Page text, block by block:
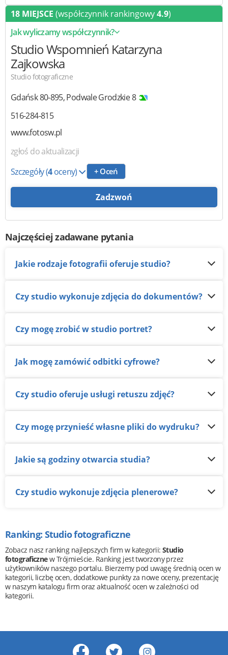
18 MIEJSCE (współczynnik rankingowy4.9)
Jak wyliczamy współczynnik?
Studio Wspomnień Katarzyna
Zajkowska
Studio fotograficzne
Gdańsk80-895,Podwale Grodzkie 8
516-284-815
www.fotosw.pl
zgłoś do aktualizacji
Szczegóły(4oceny) + Oceń
Zadzwoń
Najczęściej zadawane pytania
Jakie rodzaje fotografii oferuje studio?
Czy studio wykonuje zdjęcia do dokumentów?
Czy mogę zrobić w studio portret?
Jak mogę zamówić odbitki cyfrowe?
Czy studio oferuje usługi retuszu zdjęć?
Czy mogę przynieść własne pliki do wydruku?
Jakie są godziny otwarcia studia?
Czy studio wykonuje zdjęcia plenerowe?
Ranking: Studio fotograficzne
Zobacz nasz ranking najlepszych firm w kategorii: Studio
fotograficznew Trójmieście. Ranking jest tworzony przez
użytkowników naszego portalu. Bierzemy pod uwagę średnią ocen w
kategorii, liczbę ocen, dodatkowe punkty za nowe oceny, prezentację
w naszym katalogu firm oraz aktualność ocen w zależności od
kategorii.